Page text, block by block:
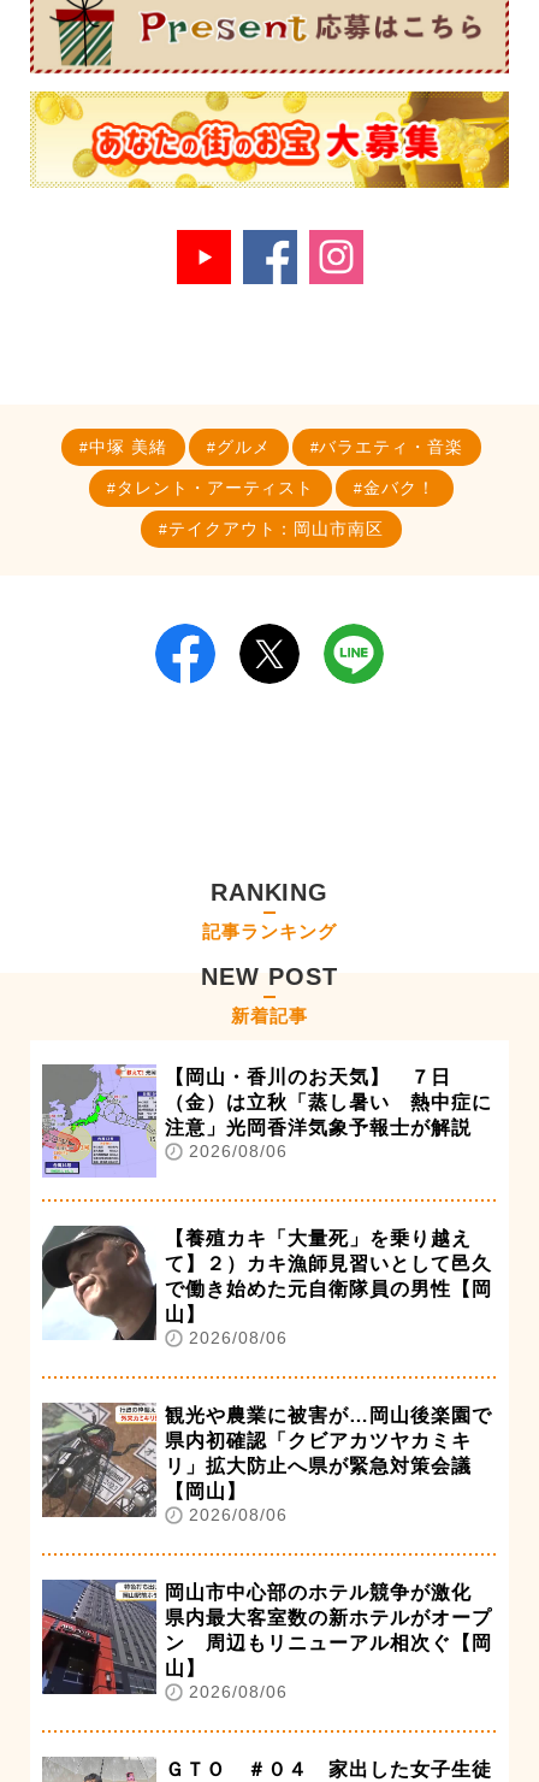
中塚 美緒 グルメ バラエティ・音楽
タレント・アーティスト 金バク！
テイクアウト：岡山市南区
RANKING
記事ランキング
NEW POST
新着記事
【岡山・香川のお天気】 ７日
（金）は立秋「蒸し暑い 熱中症に
注意」光岡香洋気象予報士が解説
2026/08/06
【養殖カキ「大量死」を乗り越え
て】２）カキ漁師見習いとして邑久
で働き始めた元自衛隊員の男性【岡
山】
2026/08/06
観光や農業に被害が…岡山後楽園で
県内初確認「クビアカツヤカミキ
リ」拡大防止へ県が緊急対策会議
【岡山】
2026/08/06
岡山市中心部のホテル競争が激化
県内最大客室数の新ホテルがオープ
ン 周辺もリニューアル相次ぐ【岡
山】
2026/08/06
ＧＴＯ ＃０４ 家出した女子生徒